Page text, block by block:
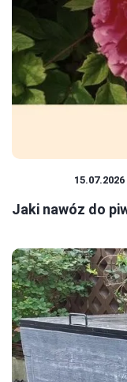
15.07.2026
Jaki nawóz do